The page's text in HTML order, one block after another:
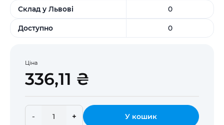
Склад у Львові 0
Доступно 0
Ціна
336,11 ₴
- + У кошик